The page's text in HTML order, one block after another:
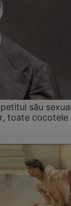
său
toate cocotele